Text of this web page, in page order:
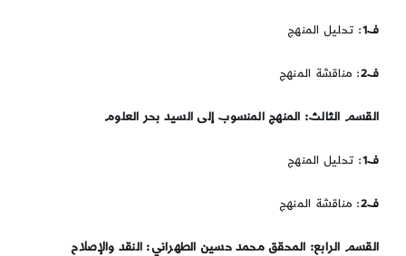
ف1 : تحليل المنهج
ف2 : مناقشة المنهج
القسم الثالث: المنهج المنسوب إلى السيد بحر العلوم
ف1 : تحليل المنهج
ف2 : مناقشة المنهج
القسم الرابع: المحقق محمد حسين الطهراني: النقد والإصلاح